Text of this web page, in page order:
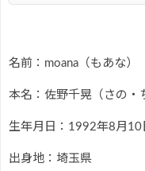
名前：moana（もあな）
本名：佐野千晃（さの・
生年月日：1992年8月10
出身地：埼玉県